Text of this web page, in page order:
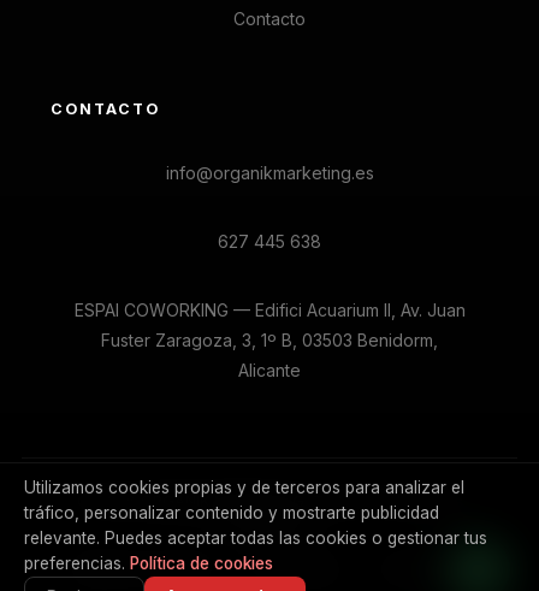
Contacto
CONTACTO
info@organikmarketing.es
627 445 638
ESPAI COWORKING — Edifici Acuarium II, Av. Juan
Fuster Zaragoza, 3, 1º B, 03503 Benidorm,
Alicante
© 2026 ORGANIK MARKETING. Todos los derechos
reservados.
Política de Cookies Aviso Legal
Utilizamos cookies propias y de terceros para analizar el
tráfico, personalizar contenido y mostrarte publicidad
relevante. Puedes aceptar todas las cookies o gestionar tus
preferencias. Política de cookies